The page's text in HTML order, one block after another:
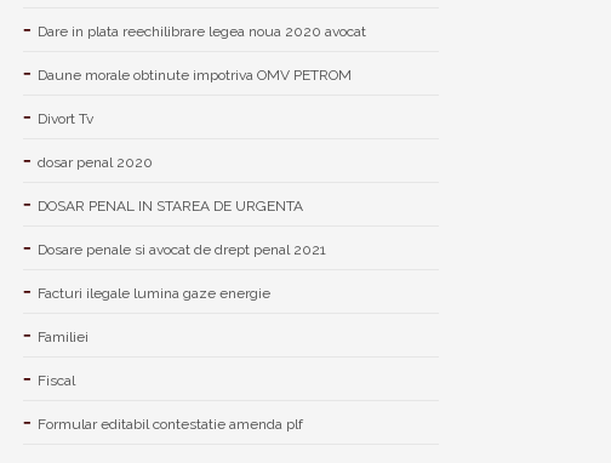
Dare in plata reechilibrare legea noua 2020 avocat
Daune morale obtinute impotriva OMV PETROM
Divort Tv
dosar penal 2020
DOSAR PENAL IN STAREA DE URGENTA
Dosare penale si avocat de drept penal 2021
Facturi ilegale lumina gaze energie
Familiei
Fiscal
Formular editabil contestatie amenda plf